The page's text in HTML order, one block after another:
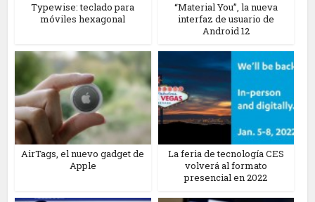
Typewise: teclado para
móviles hexagonal
“Material You”, la nueva
interfaz de usuario de
Android 12
AirTags, el nuevo gadget de
Apple
La feria de tecnología CES
volverá al formato
presencial en 2022